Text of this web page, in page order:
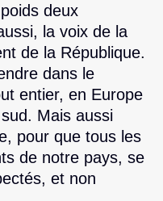
deux
la voix de la
de la République.
dans le
entier, en Europe
Mais aussi
pour que tous les
de notre pays, se
et non